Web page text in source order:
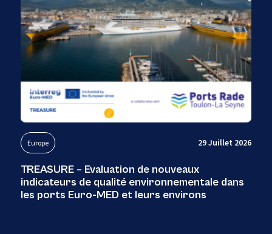
Europe 29 Juillet 2026
TREASURE – Evaluation de nouveaux
indicateurs de qualité environnementale dans
les ports Euro-MED et leurs environs